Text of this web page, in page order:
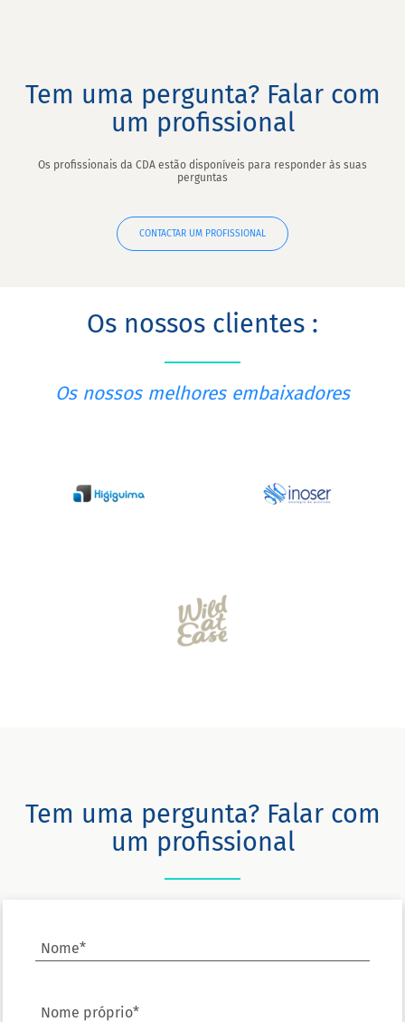
Tem uma pergunta? Falar com
um profissional
Os profissionais da CDA estão disponíveis para responder às suas
perguntas
CONTACTAR UM PROFISSIONAL
Os nossos clientes :
Os nossos melhores embaixadores
Tem uma pergunta? Falar com
um profissional
Nome*
Nome próprio*